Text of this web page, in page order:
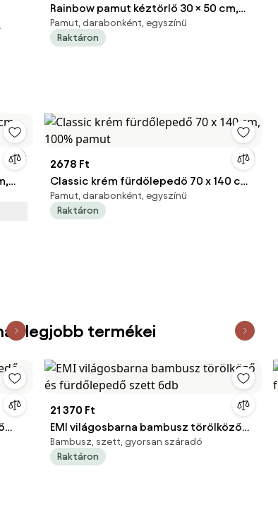
Rainbow pamut kéztörlő 30 × 50 cm,
zöld
Pamut, darabonként, egyszínű
Raktáron
2678 Ft
Classic krém fürdőlepedő 70 x 140 cm,
100% pamut
Pamut, darabonként, egyszínű
Raktáron
legjobb termékei
21 370 Ft
EMI világosbarna bambusz törölköző
és fürdőlepedő szett 6db
Bambusz, szett, gyorsan száradó
Raktáron